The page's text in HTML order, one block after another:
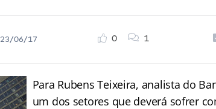
23/06/17
0 1
Para Rubens Teixeira, analista do
um dos setores que deverá sofrer